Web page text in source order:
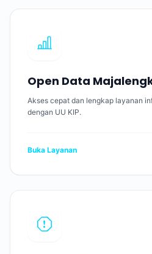
Open Data
Akses cepat dan lengkap layanan
dengan UU KIP.
Buka Layanan